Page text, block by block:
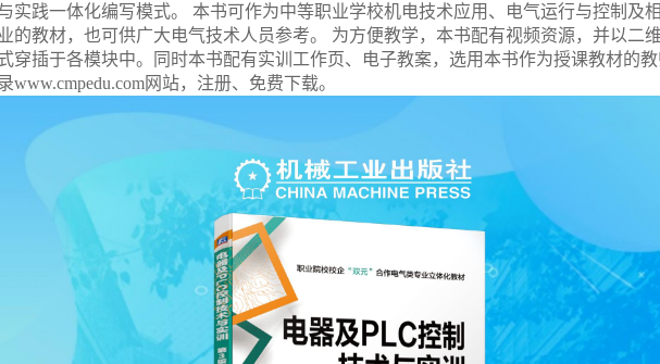
实践一体化编写模式。 本书可作为中等职业学校机电技术应用、电气运行与控制及
的教材，也可供广大电气技术人员参考。 为方便教学，本书配有视频资源，并以二
穿插于各模块中。同时本书配有实训工作页、电子教案，选用本书作为授课教材的
www.cmpedu.com网站，注册、免费下载。